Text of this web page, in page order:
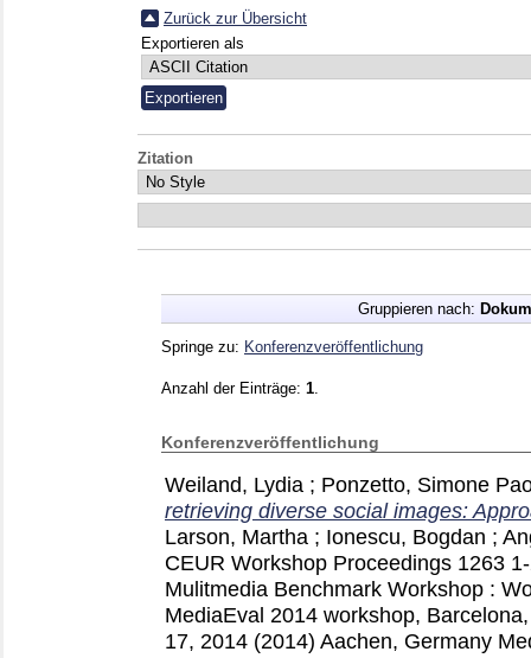
Zurück zur Übersicht
Exportieren als
Zitation
Gruppieren nach:
Springe zu: Konferenzveröffentlichung
Anzahl der Einträge: 1
Konferenzveröffentlichung
Weiland, Lydia ; Ponzetto, Simone
retrieving diverse social images:
Larson, Martha ; Ionescu, Bogdan ;
CEUR Workshop Proceedings 1263
Mulitmedia Benchmark Workshop :
MediaEval 2014 workshop,
17, 2014 (2014) Aachen, Germany